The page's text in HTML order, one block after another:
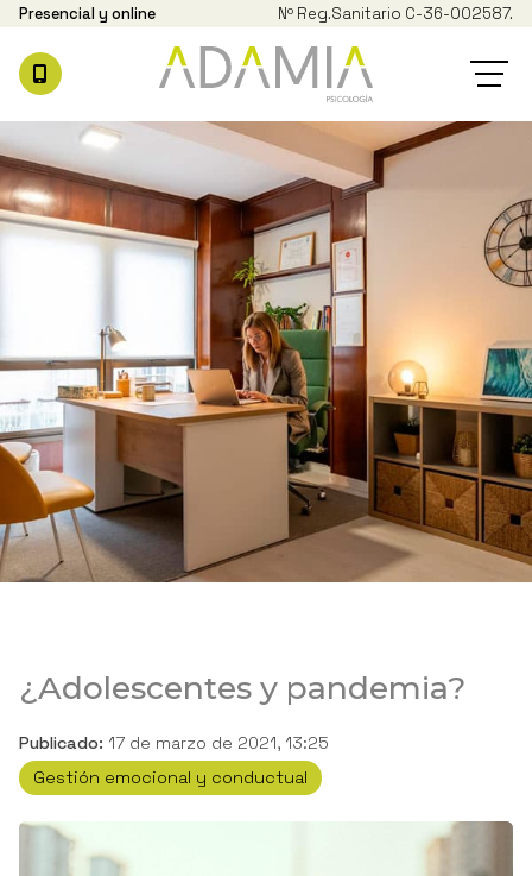
Presencial y online Nº Reg.Sanitario C-36-002587.
¿Adolescentes y pandemia?
Publicado: 17 de marzo de 2021, 13:25
Gestión emocional y conductual